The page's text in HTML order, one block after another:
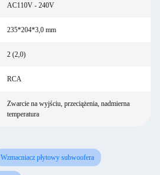
AC110V - 240V
235*204*3,0 mm
2 (2,0)
RCA
Zwarcie na wyjściu, przeciążenia, nadmierna
temperatura
Wzmacniacz płytowy subwoofera